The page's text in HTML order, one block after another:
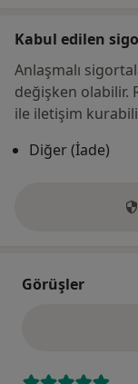
süpervizyon
2021 yılında
Çulha Ateşci, 30
kullanmak
görüşmeleri,
Kabul edilen
Anlaşmalı
değişken olabilir.
ile iletişim
Diğer (İade)
Görüşler